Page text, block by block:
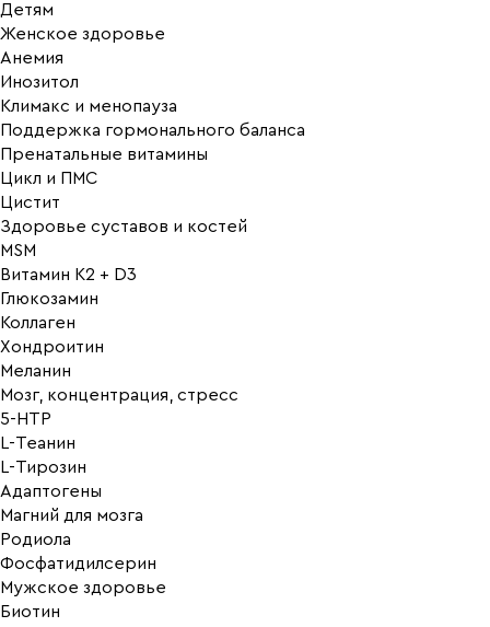
Детям
Женское здоровье
Анемия
Инозитол
Климакс и менопауза
Поддержка гормонального баланса
Пренатальные витамины
Цикл и ПМС
Цистит
Здоровье суставов и костей
MSM
Витамин K2 + D3
Глюкозамин
Коллаген
Хондроитин
Меланин
Мозг, концентрация, стресс
5-HTP
L-Теанин
L-Тирозин
Адаптогены
Магний для мозга
Родиола
Фосфатидилсерин
Мужское здоровье
Биотин